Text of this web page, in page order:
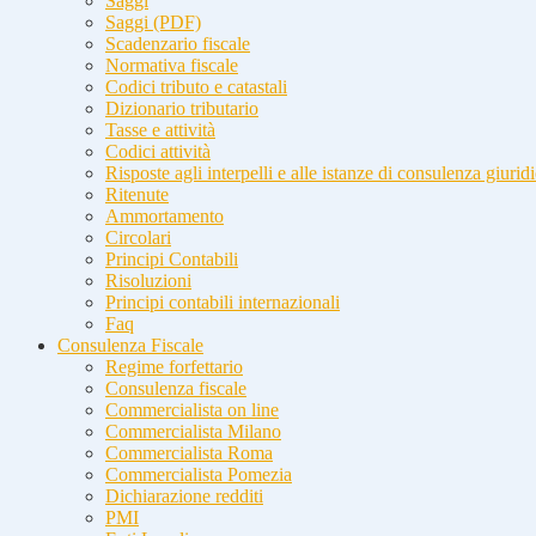
Saggi (PDF)
Scadenzario fiscale
Normativa fiscale
Codici tributo e catastali
Dizionario tributario
Tasse e attività
Codici attività
Risposte agli interpelli e alle istanze di consulenza
Ritenute
Ammortamento
Circolari
Principi Contabili
Risoluzioni
Principi contabili internazionali
Faq
Consulenza Fiscale
Regime forfettario
Consulenza fiscale
Commercialista on line
Commercialista Milano
Commercialista Roma
Commercialista Pomezia
Dichiarazione redditi
PMI